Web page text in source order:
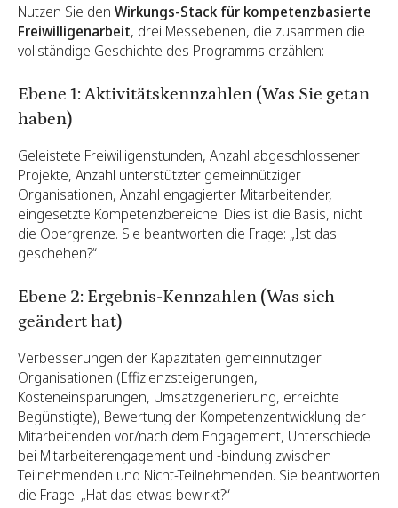
Nutzen Sie den Wirkungs-Stack für kompetenzbasierte
Freiwilligenarbeit, drei Messebenen, die zusammen die
vollständige Geschichte des Programms erzählen:
Ebene 1: Aktivitätskennzahlen (Was Sie getan
haben)
Geleistete Freiwilligenstunden, Anzahl abgeschlossener
Projekte, Anzahl unterstützter gemeinnütziger
Organisationen, Anzahl engagierter Mitarbeitender,
eingesetzte Kompetenzbereiche. Dies ist die Basis, nicht
die Obergrenze. Sie beantworten die Frage: „Ist das
geschehen?“
Ebene 2: Ergebnis-Kennzahlen (Was sich
geändert hat)
Verbesserungen der Kapazitäten gemeinnütziger
Organisationen (Effizienzsteigerungen,
Kosteneinsparungen, Umsatzgenerierung, erreichte
Begünstigte), Bewertung der Kompetenzentwicklung der
Mitarbeitenden vor/nach dem Engagement, Unterschiede
bei Mitarbeiterengagement und -bindung zwischen
Teilnehmenden und Nicht-Teilnehmenden. Sie beantworten
die Frage: „Hat das etwas bewirkt?“